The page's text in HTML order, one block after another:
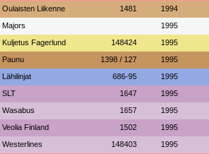
Oulaisten Liikenne 1481 1994
Majors 1995
Kuljetus Fagerlund 148424 1995
Paunu 1398 / 127 1995
Lähilinjat 686-95 1995
SLT 1647 1995
Wasabus 1657 1995
Veolia Finland 1502 1995
Westerlines 148403 1995